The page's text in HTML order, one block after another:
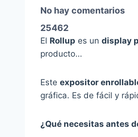
No hay comentarios
25462
El Rollup es un display
producto…
Este expositor
gráfica. Es de fácil y
¿Qué necesitas antes